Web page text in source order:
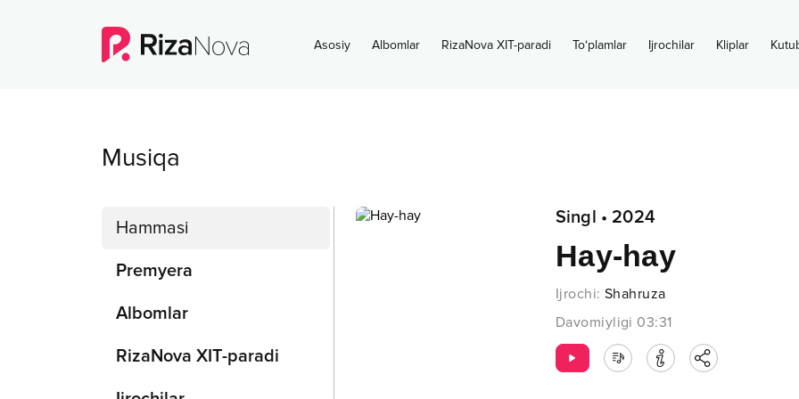
Asosiy Albomlar RizaNova XIT-paradi To‘plamlar Ijrochilar Kliplar
Musiqa
Hammasi
Premyera
Albomlar
RizaNova XIT-paradi
Singl • 2024
Hay-hay
Ijrochi: Shahruza
Davomiyligi 03:31